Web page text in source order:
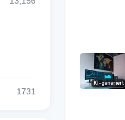
1731
KI-generiert